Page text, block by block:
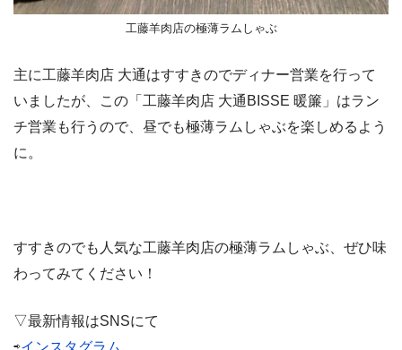
工藤羊肉店の極薄ラムしゃぶ
主に工藤羊肉店 大通はすすきのでディナー営業を行って
いましたが、この「工藤羊肉店 大通BISSE 暖簾」はラン
チ営業も行うので、昼でも極薄ラムしゃぶを楽しめるよう
に。
すすきのでも人気な工藤羊肉店の極薄ラムしゃぶ、ぜひ味
わってみてください！
▽最新情報はSNSにて